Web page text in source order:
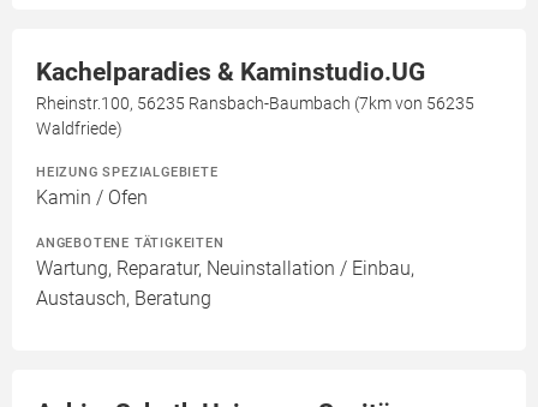
Kachelparadies & Kaminstudio.UG
Rheinstr.100, 56235 Ransbach-Baumbach (7km von 56235
Waldfriede)
HEIZUNG SPEZIALGEBIETE
Kamin / Ofen
ANGEBOTENE TÄTIGKEITEN
Wartung, Reparatur, Neuinstallation / Einbau,
Austausch, Beratung